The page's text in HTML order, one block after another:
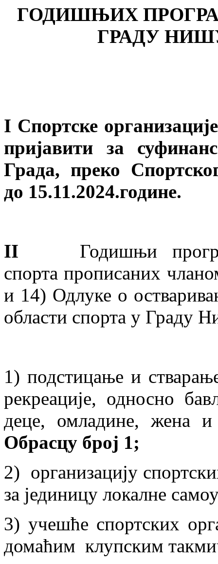
ГОДИШЊИХ
ГРАДУ
I Спортске
пријавити за
Града, преко
до 15.11.2024.године.
II
Годишњи
спорта прописаних
и 14) Одлуке о
области спорта у Граду
1) подстицање и
рекреације, односно
деце, омладине, жена
Обрасцу број 1;
2) организацију
за јединицу локалне
3) учешће спортских
домаћим клупским